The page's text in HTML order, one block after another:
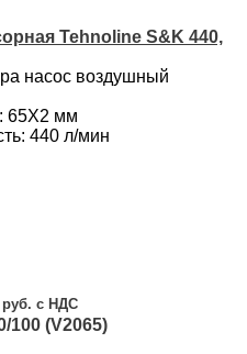
Tehnoline S&K 440,
насос воздушный
65Х2 мм
440 л/мин
100 (V2065)